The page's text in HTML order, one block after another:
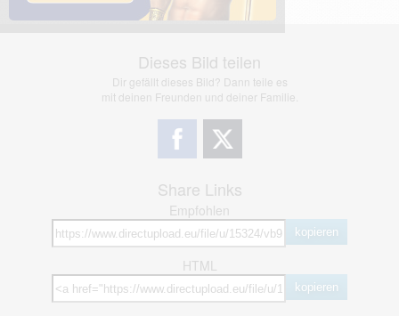
Dieses Bild teilen
Dir gefällt dieses Bild? Dann teile es
mit deinen Freunden und deiner Familie.
Share Links
Empfohlen
kopieren
HTML
kopieren